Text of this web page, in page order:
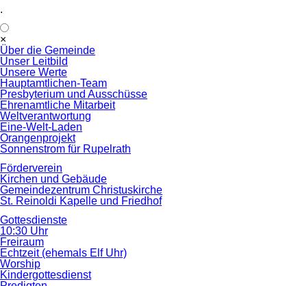
.
×
überspringen
Über die Gemeinde
Unser Leitbild
Unsere Werte
Hauptamtlichen-Team
Presbyterium und Ausschüsse
Ehrenamtliche Mitarbeit
Weltverantwortung
Eine-Welt-Laden
Orangenprojekt
Sonnenstrom für Rupelrath
Förderverein
Kirchen und Gebäude
Gemeindezentrum Christuskirche
St. Reinoldi Kapelle und Friedhof
Gottesdienste
10:30 Uhr
Freiraum
Echtzeit (ehemals Elf Uhr)
Worship
Kindergottesdienst